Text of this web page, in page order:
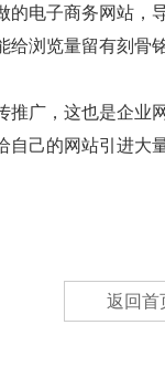
的电子商务网站，
给浏览量留有刻骨
推广，这也是企业
自己的网站引进大
返回首